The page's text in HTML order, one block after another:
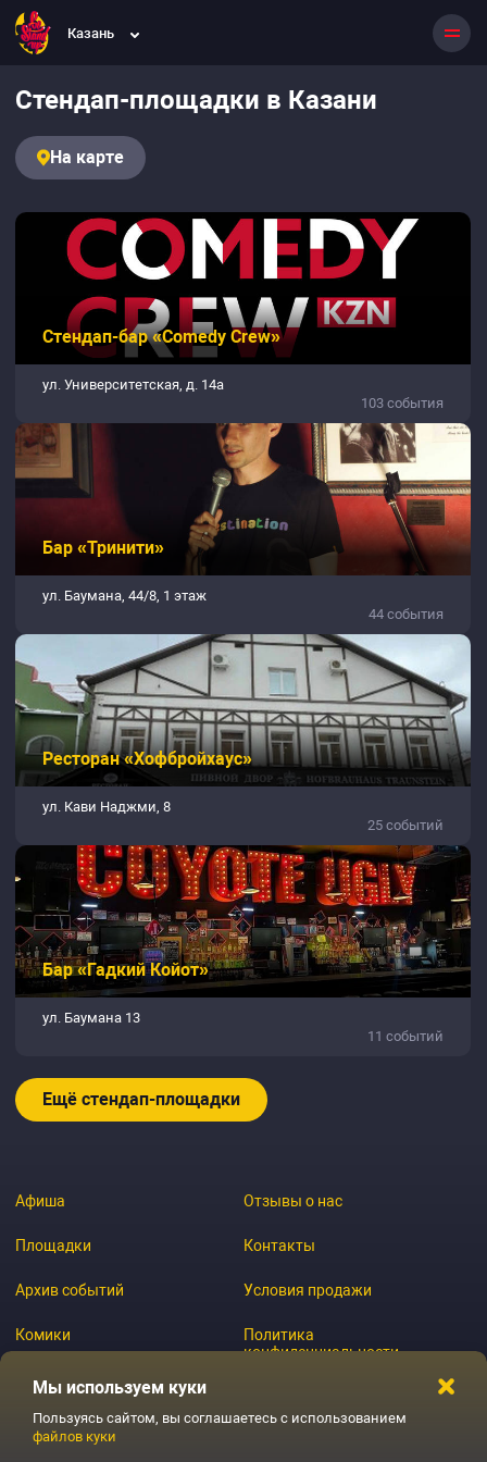
Казань
Стендап-площадки в Казани
На карте
Стендап-бар «Comedy Crew»
ул. Университетская, д. 14а
103 события
Бар «Тринити»
ул. Баумана, 44/8, 1 этаж
44 события
Ресторан «Хофбройхаус»
ул. Кави Наджми, 8
25 событий
Бар «Гадкий Койот»
ул. Баумана 13
11 событий
Ещё стендап-площадки
Афиша
Площадки
Архив событий
Комики
Журнал
Отзывы о нас
Контакты
Условия продажи
Политика
конфиденциальности
Мы используем куки
Пользуясь сайтом, вы соглашаетесь с использованием
файлов куки